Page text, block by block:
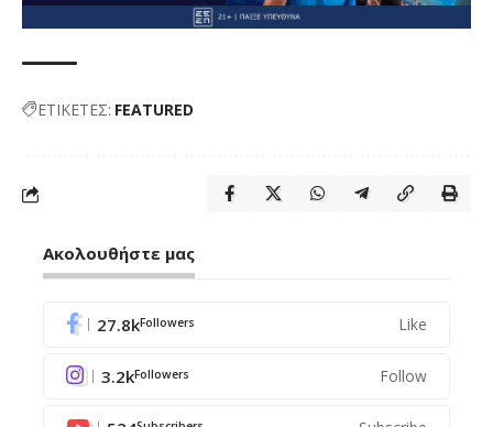
ΕΤΙΚΕΤΕΣ: FEATURED
Ακολουθήστε μας
27.8kFollowers Like
3.2kFollowers Follow